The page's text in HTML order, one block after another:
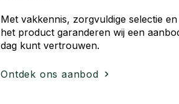
Met vakkennis, zorgvuldige selectie
het product garanderen wij een
dag kunt vertrouwen.
Ontdek ons aanbod